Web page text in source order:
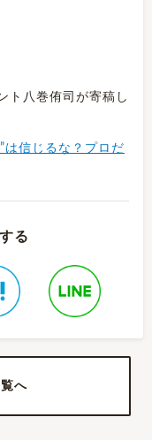
ト八巻侑司が寄稿し
は信じるな？プロだ
る
へ